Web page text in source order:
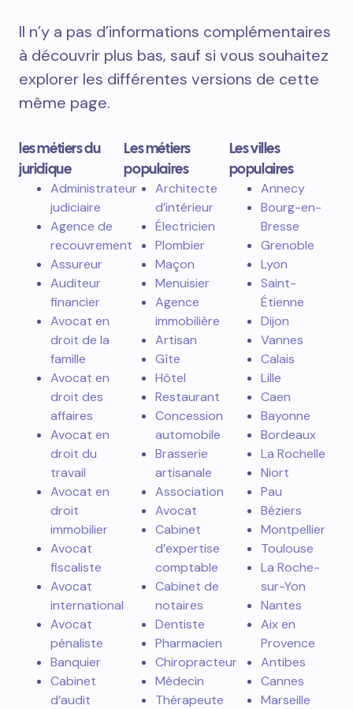
Il n’y a pas d’informations complémentaires
à découvrir plus bas, sauf si vous souhaitez
explorer les différentes versions de cette
même page.
les métiers du
juridique
Administrateur
judiciaire
Agence de
recouvrement
Assureur
Auditeur
financier
Avocat en
droit de la
famille
Avocat en
droit des
affaires
Avocat en
droit du
travail
Avocat en
droit
immobilier
Avocat
fiscaliste
Avocat
international
Avocat
pénaliste
Banquier
Cabinet
d’audit
Les métiers
populaires
Architecte
d’intérieur
Électricien
Plombier
Maçon
Menuisier
Agence
immobilière
Artisan
Gîte
Hôtel
Restaurant
Concession
automobile
Brasserie
artisanale
Association
Avocat
Cabinet
d’expertise
comptable
Cabinet de
notaires
Dentiste
Pharmacien
Chiropracteur
Médecin
Thérapeute
Les villes
populaires
Annecy
Bourg-en-
Bresse
Grenoble
Lyon
Saint-
Étienne
Dijon
Vannes
Calais
Lille
Caen
Bayonne
Bordeaux
La Rochelle
Niort
Pau
Béziers
Montpellier
Toulouse
La Roche-
sur-Yon
Nantes
Aix en
Provence
Antibes
Cannes
Marseille